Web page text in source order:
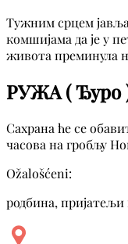
Тужним срцем
комшијама да је у
живота преминула
РУЖА (
Сахрана ће се
часова на гробљу
Ožalošćeni:
родбина,